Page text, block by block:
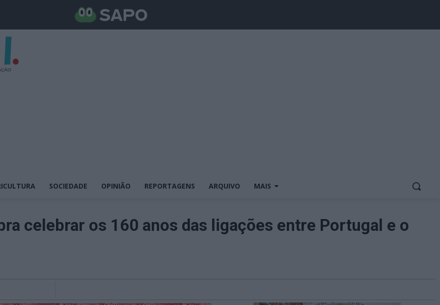
SOCIEDADE OPINIÃO REPORTAGENS ARQUIVO MAIS
celebrar os 160 anos das ligações entre Portugal e o